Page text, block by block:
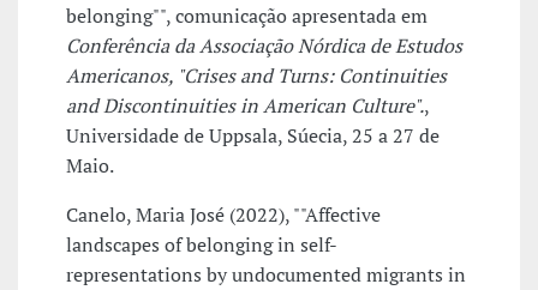
belonging"", comunicação apresentada em
Conferência da Associação Nórdica de Estudos
Americanos, "Crises and Turns: Continuities
and Discontinuities in American Culture".,
Universidade de Uppsala, Súecia, 25 a 27 de
Maio.
Canelo, Maria José (2022), ""Affective
landscapes of belonging in self-
representations by undocumented migrants in